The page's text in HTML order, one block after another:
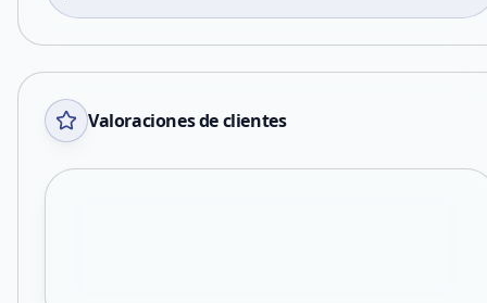
Valoraciones de clientes